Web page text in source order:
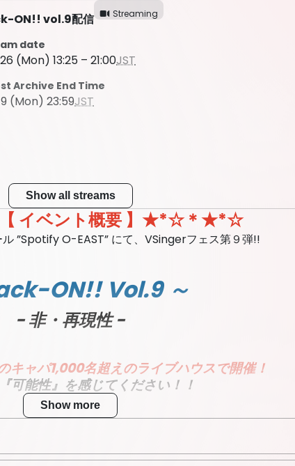
ON!! vol.9配信
Streaming
date
(Mon) 13:25 – 21:00JST
Archive End Time
(Mon) 23:59JST
Show all streams
イベント概要 】★*☆＊★*☆
”Spotify O-EAST” にて、 VSingerフェス第９弾!!
ON!! Vol.9 ～
- 非・再現性 -
ャパ1,000名超えのライブハウスで開催！
可能性』を感じてください！！
【 出演 】★*☆＊★*☆
Show more